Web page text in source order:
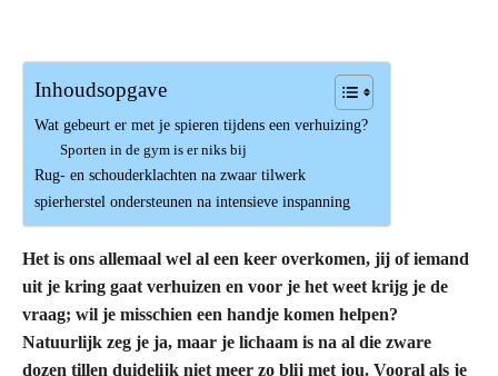
Inhoudsopgave
Wat gebeurt er met je spieren tijdens een verhuizing?
Sporten in de gym is er niks bij
Rug- en schouderklachten na zwaar tilwerk
spierherstel ondersteunen na intensieve inspanning
Het is ons allemaal wel al een keer overkomen, jij of iemand
uit je kring gaat verhuizen en voor je het weet krijg je de
vraag; wil je misschien een handje komen helpen?
Natuurlijk zeg je ja, maar je lichaam is na al die zware
dozen tillen duidelijk niet meer zo blij met jou. Vooral als je